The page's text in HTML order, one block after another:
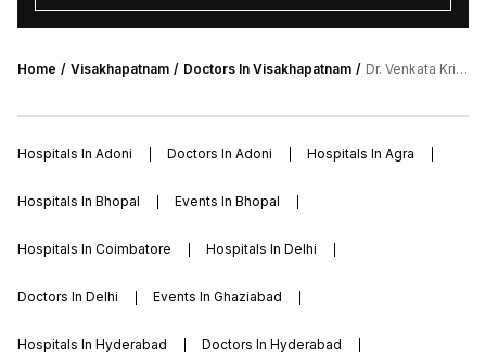
Home Visakhapatnam Doctors In Visakhapatnam Dr. Venkata Krishna
Hospitals In Adoni Doctors In Adoni Hospitals In Agra
Hospitals In Bhopal Events In Bhopal
Hospitals In Coimbatore Hospitals In Delhi
Doctors In Delhi Events In Ghaziabad
Hospitals In Hyderabad Doctors In Hyderabad